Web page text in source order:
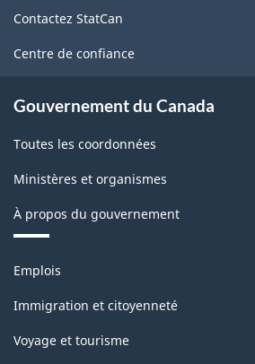
ce
site
Contactez StatCan
Centre de confiance
Gouvernement du Canada
Toutes les coordonnées
Ministères et organismes
À propos du gouvernement
Thèmes
sujets
Emplois
Immigration et citoyenneté
Voyage et tourisme